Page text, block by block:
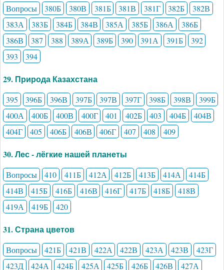
Вопросы 380Б 380В 381Б 381В 381Г 382Б
382В
383А
383Б 384Б 384В 385А 385Б 386А
386Б
386В
387 388 389А 389Б 390 391А 391Б
392
393
394
29. Природа Казахстана
395 396Б 396В 397Б 397В 397Г 398Б 398В
399Б
400А
400Б 400В 400Г 401 402Б 403 404Б
404В
404Г
405 406Б 406В 406Г 407 408 409
30. Лес - лёгкие нашей планеты
Вопросы 410 411Б 412А 412Б 413Б 414А
414Б
414В
415Б 416Б 416В 416Г 417Б 418Б
418В
419А
419Б 420
31. Страна цветов
Вопросы 421Б 421В 422А 422В 423А 423В
423Г
423Д
424А 424Б 425А 425Б 426Б 426В 427А